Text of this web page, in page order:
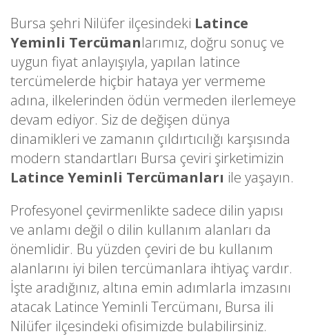
Bursa şehri Nilüfer ilçesindeki Latince
Yeminli Tercümanlarımız, doğru sonuç ve
uygun fiyat anlayışıyla, yapılan latince
tercümelerde hiçbir hataya yer vermeme
adına, ilkelerinden ödün vermeden ilerlemeye
devam ediyor. Siz de değişen dünya
dinamikleri ve zamanın çıldırtıcılığı karşısında
modern standartları Bursa çeviri şirketimizin
Latince Yeminli Tercümanları ile yaşayın.
Profesyonel çevirmenlikte sadece dilin yapısı
ve anlamı değil o dilin kullanım alanları da
önemlidir. Bu yüzden çeviri de bu kullanım
alanlarını iyi bilen tercümanlara ihtiyaç vardır.
İşte aradığınız, altına emin adımlarla imzasını
atacak Latince Yeminli Tercümanı, Bursa ili
Nilüfer ilçesindeki ofisimizde bulabilirsiniz.